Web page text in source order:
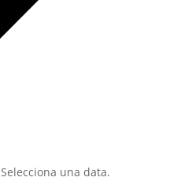
Selecciona una data.